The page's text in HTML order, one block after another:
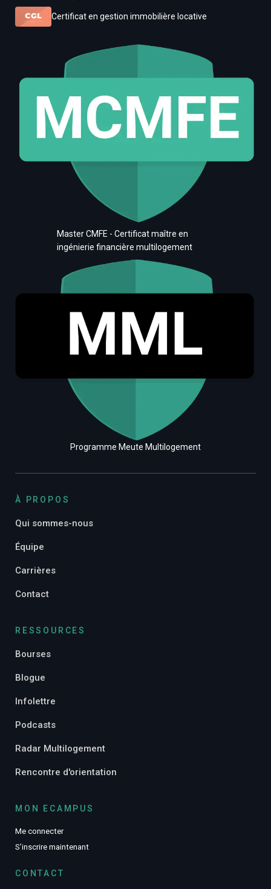
Certificat en gestion immobilière locative
Master CMFE - Certificat maître en
ingénierie financière multilogement
Programme Meute Multilogement
À PROPOS
Qui sommes-nous
Équipe
Carrières
Contact
RESSOURCES
Bourses
Blogue
Infolettre
Podcasts
Radar Multilogement
Rencontre d'orientation
MON ECAMPUS
Me connecter
S’inscrire maintenant
CONTACT